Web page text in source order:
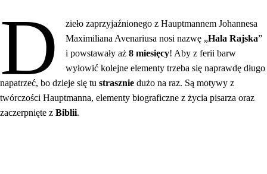
D
zieło zaprzyjaźnionego z Hauptmannem Johannesa
Maximiliana Avenariusa nosi nazwę „Hala Rajska”
i powstawały aż8 miesięcy! Aby z ferii barw
wyłowić kolejne elementy trzeba się naprawdę długo
napatrzeć, bo dzieje się tu strasznie dużo na raz. Są motywy z
twórczości Hauptmanna, elementy biograficzne z życia pisarza oraz
zaczerpnięte z Biblii.